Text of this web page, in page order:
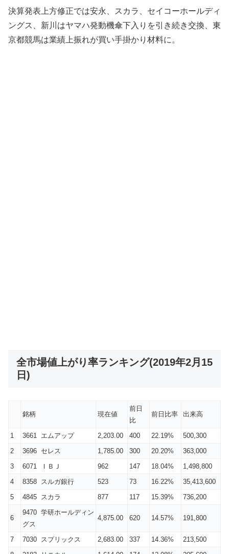
決算発表上方修正では安永、スカラ、セイコーホールディ
ングス、新川はヤマハ発動機傘下入りを引き続き交換、東
京都競馬は業績上振れが買い手掛かり材料に。
全市場値上がり率ランキング(2019年2月15
日)
銘柄 現在値
前日
比
前日比率 出来高
1 3661 エムアップ 2,203.00 400 22.19%
500,300
2
3696 セレス 1,785.00 300 20.20%
363,000
3
6071 ＩＢＪ 962 147 18.04%
1,498,800
4
8358 スルガ銀行 523 73 16.22%
35,413,600
5
4845 スカラ 877 117 15.39% 736,200
6
9470 学研ホールディン
グス
4,875.00 620 14.57% 191,800
7 7030 スプリックス 2,683.00 337 14.36%
213,500